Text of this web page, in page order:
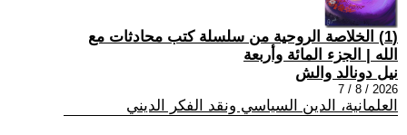
(1) الخلاصة الروحية من سلسلة كتب محادثات مع
الله | الجزء المائة وأربعة
نيل دونالد والش
2026 / 8 / 7
العلمانية، الدين السياسي ونقد الفكر الديني